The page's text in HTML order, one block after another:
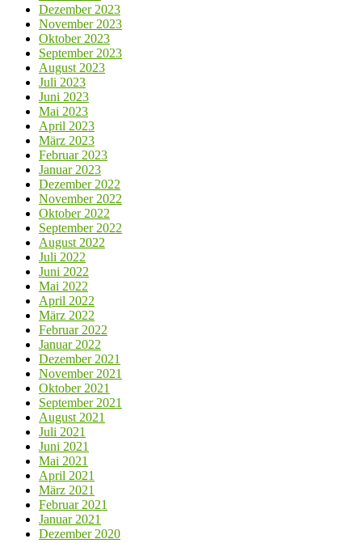
Dezember 2023
November 2023
Oktober 2023
September 2023
August 2023
Juli 2023
Juni 2023
Mai 2023
April 2023
März 2023
Februar 2023
Januar 2023
Dezember 2022
November 2022
Oktober 2022
September 2022
August 2022
Juli 2022
Juni 2022
Mai 2022
April 2022
März 2022
Februar 2022
Januar 2022
Dezember 2021
November 2021
Oktober 2021
September 2021
August 2021
Juli 2021
Juni 2021
Mai 2021
April 2021
März 2021
Februar 2021
Januar 2021
Dezember 2020